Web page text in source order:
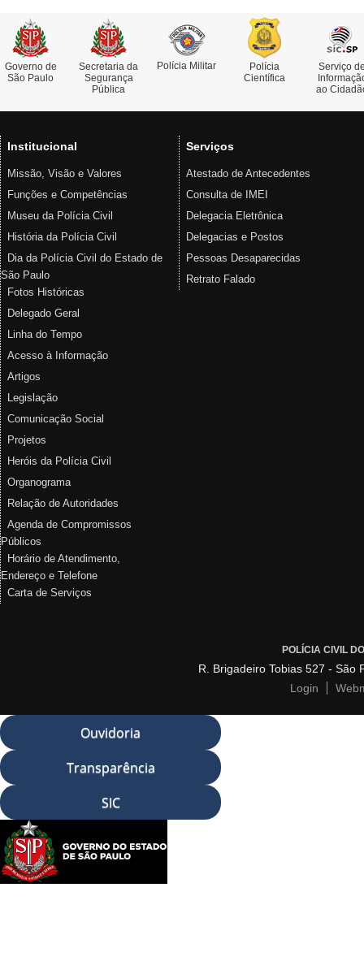
Governo de
São Paulo
Secretaria da
Segurança
Pública
Polícia Militar
Polícia
Científica
Serviço
ao
Institucional
Missão, Visão e Valores
Funções e Competências
Museu da Polícia Civil
História da Polícia Civil
Dia da Polícia Civil do Estado de
São Paulo
Fotos Históricas
Delegado Geral
Linha do Tempo
Acesso à Informação
Artigos
Legislação
Comunicação Social
Projetos
Heróis da Polícia Civil
Organograma
Relação de Autoridades
Agenda de Compromissos
Públicos
Horário de Atendimento,
Endereço e Telefone
Carta de Serviços
Serviços
Atestado de Antecedentes
Consulta de IMEI
Delegacia Eletrônica
Delegacias e Postos
Pessoas Desaparecidas
Retrato Falado
POLÍCIA CIVIL
R. Brigadeiro Tobias 527 - São
Login
Ouvidoria
Transparência
SIC